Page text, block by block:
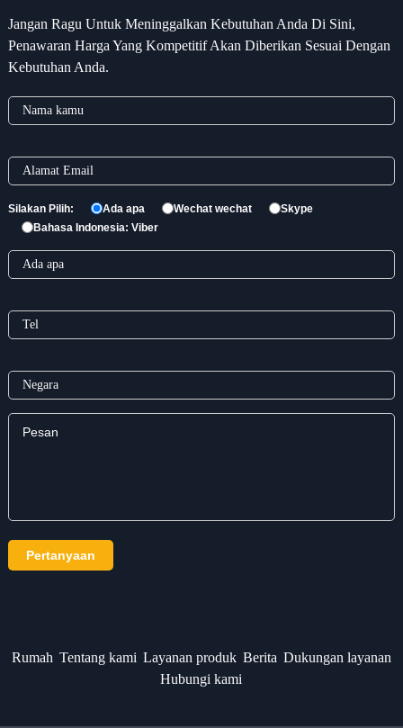
Jangan Ragu Untuk Meninggalkan Kebutuhan Anda Di Sini,
Penawaran Harga Yang Kompetitif Akan Diberikan Sesuai Dengan
Kebutuhan Anda.
Silakan Pilih: Ada apa Wechat wechat
Skype
Bahasa Indonesia: Viber
Rumah Tentang kami Layanan produk Berita Dukungan layanan
Hubungi kami